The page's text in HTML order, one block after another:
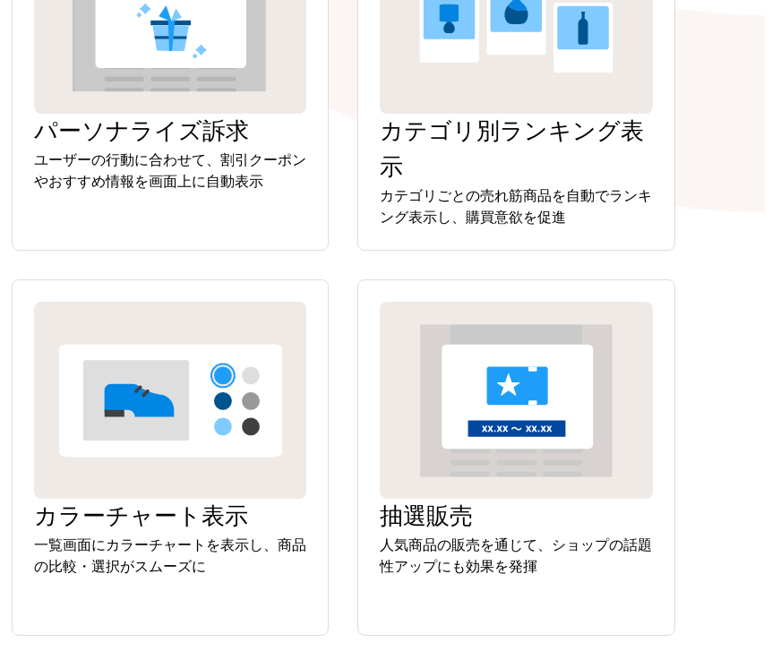
パーソナライズ訴求
ユーザーの行動に合わせて、割引クーポン
やおすすめ情報を画面上に自動表示
カテゴリ別ランキング表
示
カテゴリごとの売れ筋商品を自動でランキ
ング表示し、購買意欲を促進
カラーチャート表示
一覧画面にカラーチャートを表示し、商品
の比較・選択がスムーズに
抽選販売
人気商品の販売を通じて、ショップの話題
性アップにも効果を発揮